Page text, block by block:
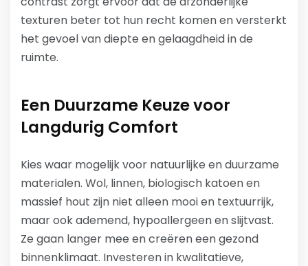
texturen beter tot hun recht komen en versterkt
het gevoel van diepte en gelaagdheid in de
ruimte.
Een Duurzame Keuze voor
Langdurig Comfort
Kies waar mogelijk voor natuurlijke en duurzame
materialen. Wol, linnen, biologisch katoen en
massief hout zijn niet alleen mooi en textuurrijk,
maar ook ademend, hypoallergeen en slijtvast.
Ze gaan langer mee en creëren een gezond
binnenklimaat. Investeren in kwalitatieve,